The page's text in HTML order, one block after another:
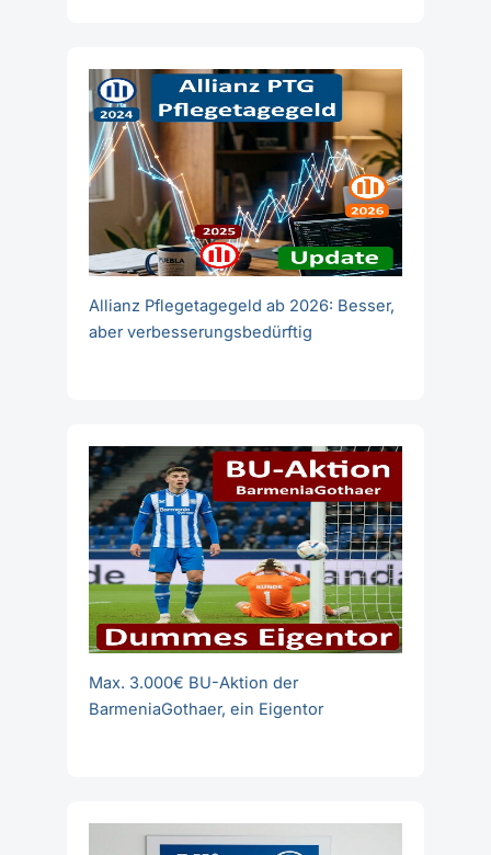
Allianz Pflegetagegeld ab 2026: Besser,
aber verbesserungsbedürftig
Max. 3.000€ BU-Aktion der
BarmeniaGothaer, ein Eigentor